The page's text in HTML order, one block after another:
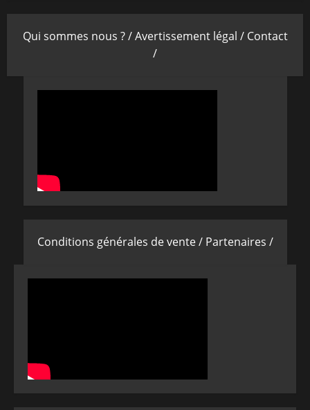
Qui sommes nous ? /Avertissement légal / Contact
/
Conditions générales de vente / Partenaires /